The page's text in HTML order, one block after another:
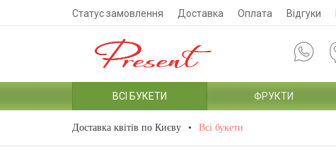
Статус замовлення Доставка Оплата Відгуки
ВСІ БУКЕТИ ФРУКТИ
Доставка квітів по Києву Всі букети